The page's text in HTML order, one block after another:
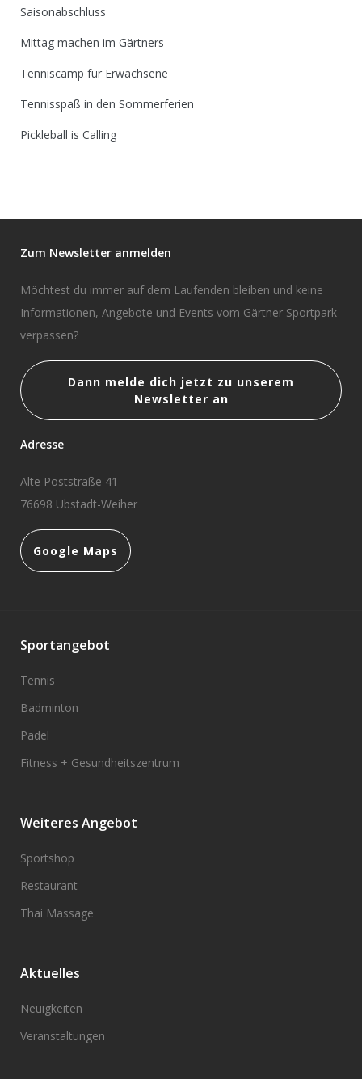
Saisonabschluss
Mittag machen im Gärtners
Tenniscamp für Erwachsene
Tennisspaß in den Sommerferien
Pickleball is Calling
Zum Newsletter anmelden
Möchtest du immer auf dem Laufenden bleiben und keine
Informationen, Angebote und Events vom Gärtner Sportpark
verpassen?
Dann melde dich jetzt zu unserem
Newsletter an
Adresse
Alte Poststraße 41
76698 Ubstadt-Weiher
Google Maps
Sportangebot
Tennis
Badminton
Padel
Fitness + Gesundheitszentrum
Weiteres Angebot
Sportshop
Restaurant
Thai Massage
Aktuelles
Neuigkeiten
Veranstaltungen